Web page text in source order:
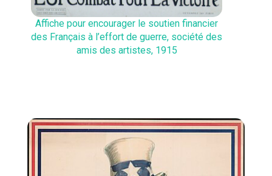
Affiche pour encourager le soutien financier
des Français à l’effort de guerre, société des
amis des artistes, 1915